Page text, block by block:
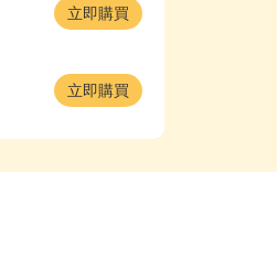
立即購買
立即購買
立即購買